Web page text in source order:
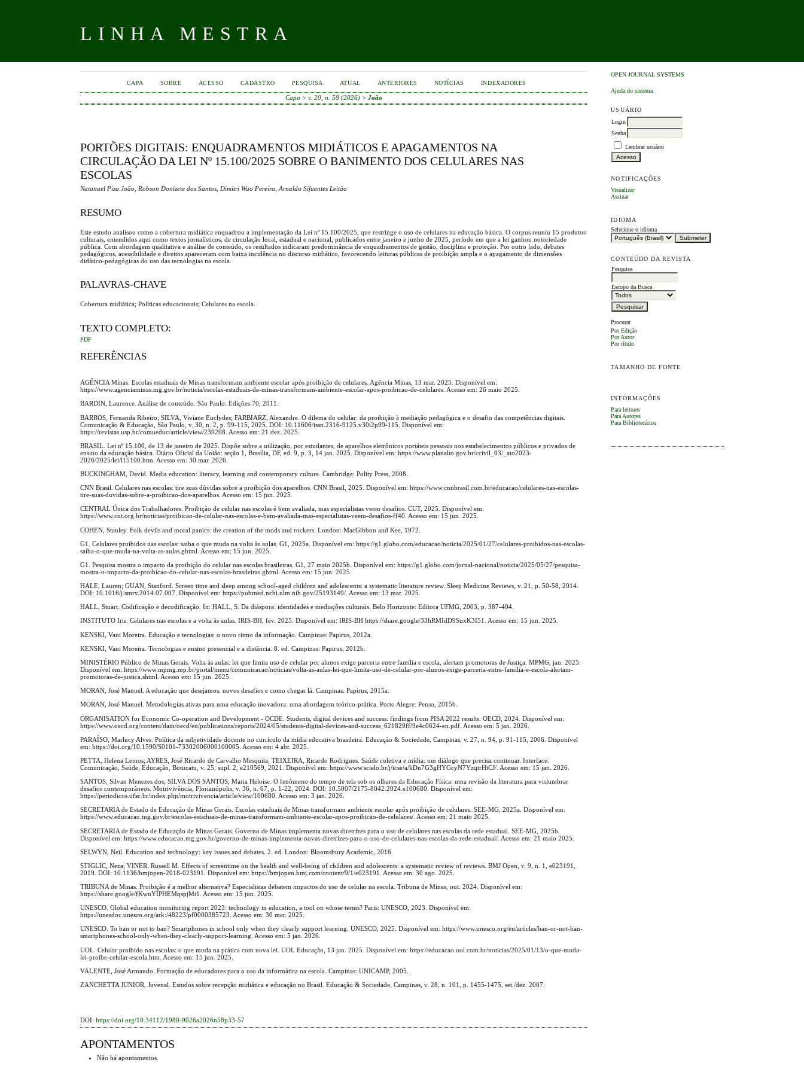
LINHA MESTRA
OPEN JOURNAL SYSTEMS
Ajuda do sistema
USUÁRIO
Login
Senha
Lembrar usuário
NOTIFICAÇÕES
Visualizar
Assinar
IDIOMA
Selecione o idioma
CONTEÚDO DA REVISTA
Pesquisa
Escopo da Busca
Procurar
Por Edição
Por Autor
Por título
TAMANHO DE FONTE
INFORMAÇÕES
Para leitores
Para Autores
Para Bibliotecários
CAPA SOBRE ACESSO CADASTRO PESQUISA ATUAL ANTERIORES NOTÍCIAS INDEXADORES
Capa > v. 20, n. 58 (2026)> João
PORTÕES DIGITAIS: ENQUADRAMENTOS MIDIÁTICOS E APAGAMENTOS NA
CIRCULAÇÃO DA LEI Nº 15.100/2025 SOBRE O BANIMENTO DOS CELULARES NAS
ESCOLAS
Natanael Piza João, Robson Donizete dos Santos, Dimitri Wuo Pereira, Arnaldo Sifuentes Leitão
RESUMO
Este estudo analisou como a cobertura midiática enquadrou a implementação da Lei nº 15.100/2025, que restringe o uso de celulares na educação básica. O corpus reuniu 15 produtos
culturais, entendidos aqui como textos jornalísticos, de circulação local, estadual e nacional, publicados entre janeiro e junho de 2025, período em que a lei ganhou notoriedade
pública. Com abordagem qualitativa e análise de conteúdo, os resultados indicaram predominância de enquadramentos de gestão, disciplina e proteção. Por outro lado, debates
pedagógicos, acessibilidade e direitos apareceram com baixa incidência no discurso midiático, favorecendo leituras públicas de proibição ampla e o apagamento de dimensões
didático-pedagógicas do uso das tecnologias na escola.
PALAVRAS-CHAVE
Cobertura midiática; Políticas educacionais; Celulares na escola.
TEXTO COMPLETO:
PDF
REFERÊNCIAS
AGÊNCIA Minas. Escolas estaduais de Minas transformam ambiente escolar após proibição de celulares. Agência Minas, 13 mar. 2025. Disponível em:
https://www.agenciaminas.mg.gov.br/noticia/escolas-estaduais-de-minas-transformam-ambiente-escolar-apos-proibicao-de-celulares. Acesso em: 26 maio 2025.
BARDIN, Laurence. Análise de conteúdo. São Paulo: Edições 70, 2011.
BARROS, Fernanda Ribeiro; SILVA, Viviane Euclydes; FARBIARZ, Alexandre. O dilema do celular: da proibição à mediação pedagógica e o desafio das competências digitais.
Comunicação & Educação, São Paulo, v. 30, n. 2, p. 99-115, 2025. DOI: 10.11606/issn.2316-9125.v30i2p99-115. Disponível em:
https://revistas.usp.br/comueduc/article/view/239208. Acesso em: 21 dez. 2025.
BRASIL. Lei nº 15.100, de 13 de janeiro de 2025. Dispõe sobre a utilização, por estudantes, de aparelhos eletrônicos portáteis pessoais nos estabelecimentos públicos e privados de
ensino da educação básica. Diário Oficial da União: seção 1, Brasília, DF, ed. 9, p. 3, 14 jan. 2025. Disponível em: https://www.planalto.gov.br/ccivil_03/_ato2023-
2026/2025/lei/l15100.htm. Acesso em: 30 mar. 2026.
BUCKINGHAM, David. Media education: literacy, learning and contemporary culture. Cambridge: Polity Press, 2008.
CNN Brasil. Celulares nas escolas: tire suas dúvidas sobre a proibição dos aparelhos. CNN Brasil, 2025. Disponível em: https://www.cnnbrasil.com.br/educacao/celulares-nas-escolas-
tire-suas-duvidas-sobre-a-proibicao-dos-aparelhos. Acesso em: 15 jun. 2025.
CENTRAL Única dos Trabalhadores. Proibição de celular nas escolas é bem avaliada, mas especialistas veem desafios. CUT, 2025. Disponível em:
https://www.cut.org.br/noticias/proibicao-de-celular-nas-escolas-e-bem-avaliada-mas-especialistas-veem-desafios-ff40. Acesso em: 15 jun. 2025.
COHEN, Stanley. Folk devils and moral panics: the creation of the mods and rockers. London: MacGibbon and Kee, 1972.
G1. Celulares proibidos nas escolas: saiba o que muda na volta às aulas. G1, 2025a. Disponível em: https://g1.globo.com/educacao/noticia/2025/01/27/celulares-proibidos-nas-escolas-
saiba-o-que-muda-na-volta-as-aulas.ghtml. Acesso em: 15 jun. 2025.
G1. Pesquisa mostra o impacto da proibição do celular nas escolas brasileiras. G1, 27 maio 2025b. Disponível em: https://g1.globo.com/jornal-nacional/noticia/2025/05/27/pesquisa-
mostra-o-impacto-da-proibicao-do-celular-nas-escolas-brasileiras.ghtml. Acesso em: 15 jun. 2025.
HALE, Lauren; GUAN, Stanford. Screen time and sleep among school-aged children and adolescents: a systematic literature review. Sleep Medicine Reviews, v. 21, p. 50-58, 2014.
DOI: 10.1016/j.smrv.2014.07.007. Disponível em: https://pubmed.ncbi.nlm.nih.gov/25193149/. Acesso em: 13 mar. 2025.
HALL, Stuart. Codificação e decodificação. In: HALL, S. Da diáspora: identidades e mediações culturais. Belo Horizonte: Editora UFMG, 2003, p. 387-404.
INSTITUTO Iris. Celulares nas escolas e a volta às aulas. IRIS-BH, fev. 2025. Disponível em: IRIS-BH https://share.google/33hRMIdD9SuxK3I51. Acesso em: 15 jun. 2025.
KENSKI, Vani Moreira. Educação e tecnologias: o novo ritmo da informação. Campinas: Papirus, 2012a.
KENSKI, Vani Moreira. Tecnologias e ensino presencial e a distância. 8. ed. Campinas: Papirus, 2012b.
MINISTÉRIO Público de Minas Gerais. Volta às aulas: lei que limita uso de celular por alunos exige parceria entre família e escola, alertam promotoras de Justiça. MPMG, jan. 2025.
Disponível em: https://www.mpmg.mp.br/portal/menu/comunicacao/noticias/volta-as-aulas-lei-que-limita-uso-de-celular-por-alunos-exige-parceria-entre-familia-e-escola-alertam-
promotoras-de-justica.shtml. Acesso em: 15 jun. 2025.
MORAN, José Manuel. A educação que desejamos: novos desafios e como chegar lá. Campinas: Papirus, 2015a.
MORAN, José Manuel. Metodologias ativas para uma educação inovadora: uma abordagem teórico-prática. Porto Alegre: Penso, 2015b.
ORGANISATION for Economic Co-operation and Development - OCDE. Students, digital devices and success: findings from PISA 2022 results. OECD, 2024. Disponível em:
https://www.oecd.org/content/dam/oecd/en/publications/reports/2024/05/students-digital-devices-and-success_621829ff/9e4c0624-en.pdf. Acesso em: 5 jan. 2026.
PARAÍSO, Marlucy Alves. Política da subjetividade docente no currículo da mídia educativa brasileira. Educação & Sociedade, Campinas, v. 27, n. 94, p. 91-115, 2006. Disponível
em: https://doi.org/10.1590/S0101-73302006000100005. Acesso em: 4 abr. 2025.
PETTA, Helena Lemos; AYRES, José Ricardo de Carvalho Mesquita; TEIXEIRA, Ricardo Rodrigues. Saúde coletiva e mídia: um diálogo que precisa continuar. Interface:
Comunicação, Saúde, Educação, Botucatu, v. 25, supl. 2, e210569, 2021. Disponível em: https://www.scielo.br/j/icse/a/kDn7G3gHYGcyN7YzqtrHtCJ/. Acesso em: 15 jan. 2026.
SANTOS, Silvan Menezes dos; SILVA DOS SANTOS, Maria Heloise. O fenômeno do tempo de tela sob os olhares da Educação Física: uma revisão da literatura para vislumbrar
desafios contemporâneos. Motrivivência, Florianópolis, v. 36, n. 67, p. 1-22, 2024. DOI: 10.5007/2175-8042.2024.e100680. Disponível em:
https://periodicos.ufsc.br/index.php/motrivivencia/article/view/100680. Acesso em: 3 jan. 2026.
SECRETARIA de Estado de Educação de Minas Gerais. Escolas estaduais de Minas transformam ambiente escolar após proibição de celulares. SEE-MG, 2025a. Disponível em:
https://www.educacao.mg.gov.br/escolas-estaduais-de-minas-transformam-ambiente-escolar-apos-proibicao-de-celulares/. Acesso em: 21 maio 2025.
SECRETARIA de Estado de Educação de Minas Gerais. Governo de Minas implementa novas diretrizes para o uso de celulares nas escolas da rede estadual. SEE-MG, 2025b.
Disponível em: https://www.educacao.mg.gov.br/governo-de-minas-implementa-novas-diretrizes-para-o-uso-de-celulares-nas-escolas-da-rede-estadual/. Acesso em: 21 maio 2025.
SELWYN, Neil. Education and technology: key issues and debates. 2. ed. London: Bloomsbury Academic, 2016.
STIGLIC, Neza; VINER, Russell M. Effects of screentime on the health and well-being of children and adolescents: a systematic review of reviews. BMJ Open, v. 9, n. 1, e023191,
2019. DOI: 10.1136/bmjopen-2018-023191. Disponível em: https://bmjopen.bmj.com/content/9/1/e023191. Acesso em: 30 ago. 2025.
TRIBUNA de Minas. Proibição é a melhor alternativa? Especialistas debatem impactos do uso de celular na escola. Tribuna de Minas, out. 2024. Disponível em:
https://share.google/fKwuYIPHEMqspjMt1. Acesso em: 15 jun. 2025.
UNESCO. Global education monitoring report 2023: technology in education, a tool on whose terms? Paris: UNESCO, 2023. Disponível em:
https://unesdoc.unesco.org/ark:/48223/pf0000385723. Acesso em: 30 mar. 2025.
UNESCO. To ban or not to ban? Smartphones in school only when they clearly support learning. UNESCO, 2025. Disponível em: https://www.unesco.org/en/articles/ban-or-not-ban-
smartphones-school-only-when-they-clearly-support-learning. Acesso em: 5 jan. 2026.
UOL. Celular proibido nas escolas: o que muda na prática com nova lei. UOL Educação, 13 jan. 2025. Disponível em: https://educacao.uol.com.br/noticias/2025/01/13/o-que-muda-
lei-proibe-celular-escola.htm. Acesso em: 15 jun. 2025.
VALENTE, José Armando. Formação de educadores para o uso da informática na escola. Campinas: UNICAMP, 2005.
ZANCHETTA JUNIOR, Juvenal. Estudos sobre recepção midiática e educação no Brasil. Educação & Sociedade, Campinas, v. 28, n. 101, p. 1455-1475, set./dez. 2007.
DOI:https://doi.org/10.34112/1980-9026a2026n58p33-57
APONTAMENTOS
Não há apontamentos.